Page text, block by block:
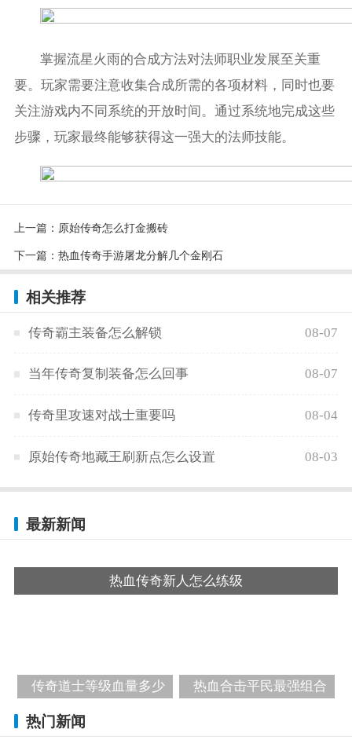
掌握流星火雨的合成方法对法师职业发展至关重
要。玩家需要注意收集合成所需的各项材料，同时也要
关注游戏内不同系统的开放时间。通过系统地完成这些
步骤，玩家最终能够获得这一强大的法师技能。
上一篇： 原始传奇怎么打金搬砖
下一篇： 热血传奇手游屠龙分解几个金刚石
相关推荐
传奇霸主装备怎么解锁 08-07
当年传奇复制装备怎么回事 08-07
传奇里攻速对战士重要吗 08-04
原始传奇地藏王刷新点怎么设置 08-03
最新新闻
热血传奇新人怎么练级
传奇道士等级血量多少 热血合击平民最强组合
热门新闻